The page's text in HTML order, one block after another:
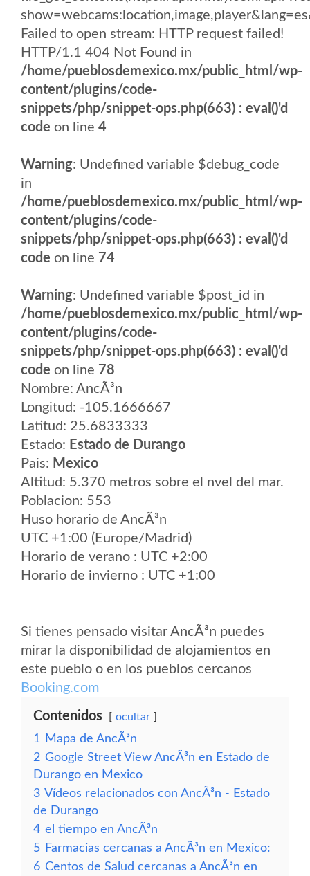
Failed to open stream: HTTP request failed!
HTTP/1.1 404 Not Found in
/home/pueblosdemexico.mx/public_html/wp-
content/plugins/code-
snippets/php/snippet-ops.php(663) : eval()'d
code on line 4
Warning: Undefined variable $debug_code
in
/home/pueblosdemexico.mx/public_html/wp-
content/plugins/code-
snippets/php/snippet-ops.php(663) : eval()'d
code on line 74
Warning: Undefined variable $post_id in
/home/pueblosdemexico.mx/public_html/wp-
content/plugins/code-
snippets/php/snippet-ops.php(663) : eval()'d
code on line 78
Nombre: AncÃ³n
Longitud: -105.1666667
Latitud: 25.6833333
Estado: Estado de Durango
Pais: Mexico
Altitud: 5.370 metros sobre el nvel del mar.
Poblacion: 553
Huso horario de AncÃ³n
UTC +1:00 (Europe/Madrid)
Horario de verano : UTC +2:00
Horario de invierno : UTC +1:00
Si tienes pensado visitar AncÃ³n puedes
mirar la disponibilidad de alojamientos en
este pueblo o en los pueblos cercanos
Booking.com
Contenidos ocultar
1
Mapa de AncÃ³n
2 Google Street View AncÃ³n en Estado de
Durango en Mexico
3 Vídeos relacionados con AncÃ³n - Estado
de Durango
4 el tiempo en AncÃ³n
5 Farmacias cercanas a AncÃ³n en Mexico:
6 Centos de Salud cercanas a AncÃ³n en